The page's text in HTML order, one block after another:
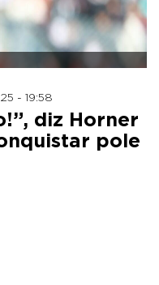
- 19:58
diz Horner
pole